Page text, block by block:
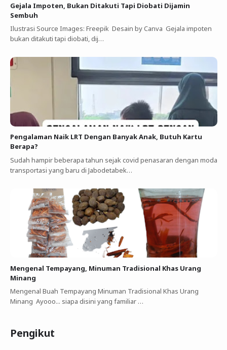
Gejala Impoten, Bukan Ditakuti Tapi Diobati Dijamin
Sembuh
Ilustrasi Source Images: Freepik Desain by Canva Gejala impoten
bukan ditakuti tapi diobati, dij…
Pengalaman Naik LRT Dengan Banyak Anak, Butuh Kartu
Berapa?
Sudah hampir beberapa tahun sejak covid penasaran dengan moda
transportasi yang baru di Jabodetabek…
Mengenal Tempayang, Minuman Tradisional Khas Urang
Minang
Mengenal Buah Tempayang Minuman Tradisional Khas Urang
Minang Ayooo... siapa disini yang familiar …
Pengikut